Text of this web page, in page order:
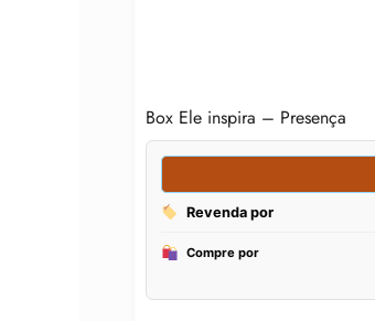
Box Ele inspira – Presença